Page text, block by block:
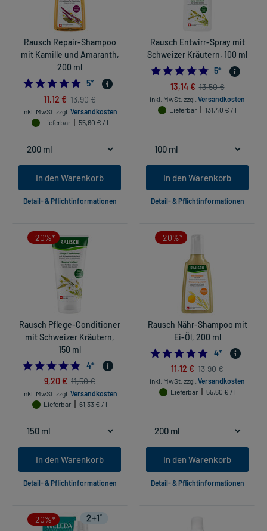
Rausch Repair-Shampoo
mit Kamille und Amaranth,
200 ml
4.8
5*
11,12 € 13,90 €
inkl. MwSt. zzgl. Versandkosten
Lieferbar
55,60 € / l
In den Warenkorb
Detail- & Pflichtinformationen
Rausch Entwirr-Spray mit
Schweizer Kräutern, 100 ml
4.8
5*
13,14 € 13,50 €
inkl. MwSt. zzgl. Versandkosten
Lieferbar
131,40 € / l
In den Warenkorb
Detail- & Pflichtinformationen
-20%*
Rausch Pflege-Conditioner
mit Schweizer Kräutern,
150 ml
5.0
4*
9,20 € 11,50 €
inkl. MwSt. zzgl. Versandkosten
Lieferbar
61,33 € / l
In den Warenkorb
Detail- & Pflichtinformationen
-20%*
Rausch Nähr-Shampoo mit
Ei-Öl, 200 ml
5.0
4*
11,12 € 13,90 €
inkl. MwSt. zzgl. Versandkosten
Lieferbar
55,60 € / l
In den Warenkorb
Detail- & Pflichtinformationen
-20%*